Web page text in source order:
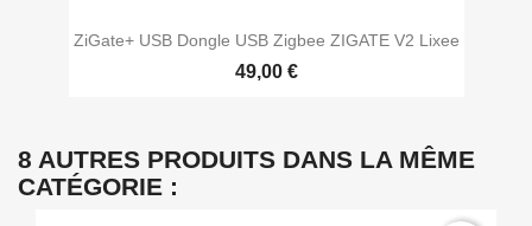
ZiGate+ USB Dongle USB Zigbee ZIGATE V2 Lixee
49,00 €
8 AUTRES PRODUITS DANS LA MÊME
CATÉGORIE :